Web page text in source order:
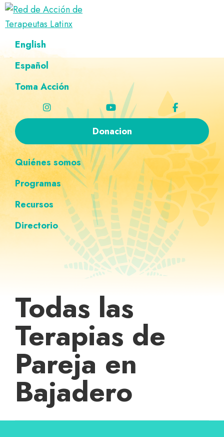
Saltar
navegación
principal
Ir
al
principal
Saltar
al
página
Saltar
navegación
personalizada
Red
de
Acción
de
Latinx
Directorio
terapeutas
Latinx
English
Español
Toma Acción
Donacion
Quiénes somos
Programas
Recursos
Directorio
Todas las
Terapias de
Pareja en
Bajadero